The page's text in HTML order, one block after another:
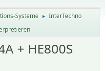
Systeme ► InterTechno
+ HE800S